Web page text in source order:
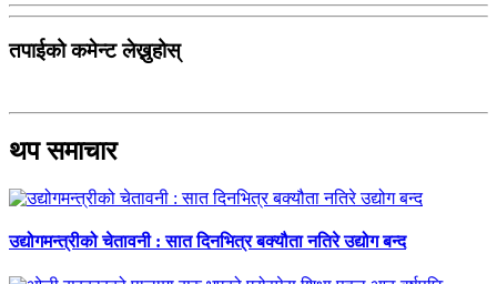
तपाईको कमेन्ट लेख्नुहोस्
थप समाचार
उद्योगमन्त्रीको चेतावनी : सात दिनभित्र बक्यौता नतिरे उद्योग बन्द